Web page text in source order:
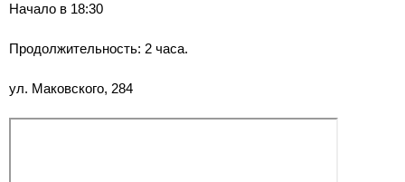
Начало в 18:30
Продолжительность: 2 часа.
ул. Маковского, 284